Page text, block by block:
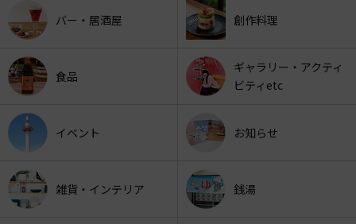
バー・居酒屋 創作料理
食品
ギャラリー・アクティ
ビティetc
イベント お知らせ
雑貨・インテリア 銭湯